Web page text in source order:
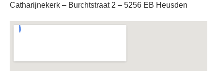
Catharijnekerk – Burchtstraat 2 – 5256 EB Heusden